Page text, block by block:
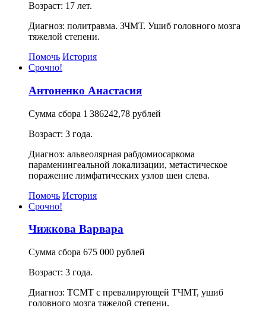
Возраст: 17 лет.
Диагноз: политравма. ЗЧМТ. Ушиб головного мозга
тяжелой степени.
Помочь История
Срочно!
Антоненко Анастасия
Сумма сбора 1 386242,78 рублей
Возраст: 3 года.
Диагноз: альвеолярная рабдомиосаркома
параменингеальной локализации, метастическое
поражение лимфатических узлов шеи слева.
Помочь История
Срочно!
Чижкова Варвара
Сумма сбора 675 000 рублей
Возраст: 3 года.
Диагноз: ТСМТ с превалирующей ТЧМТ, ушиб
головного мозга тяжелой степени.